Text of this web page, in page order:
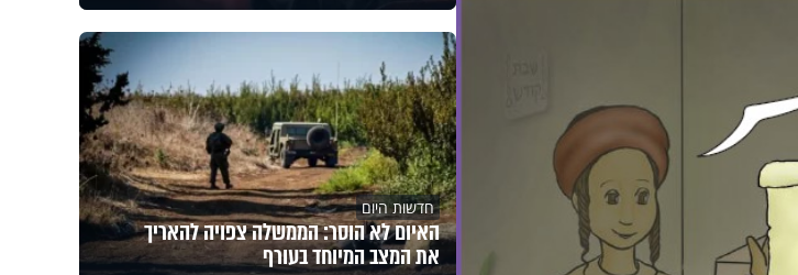
חדשות היום
האיום לא הוסר: הממשלה צפויה להאריך
את המצב המיוחד בעורף